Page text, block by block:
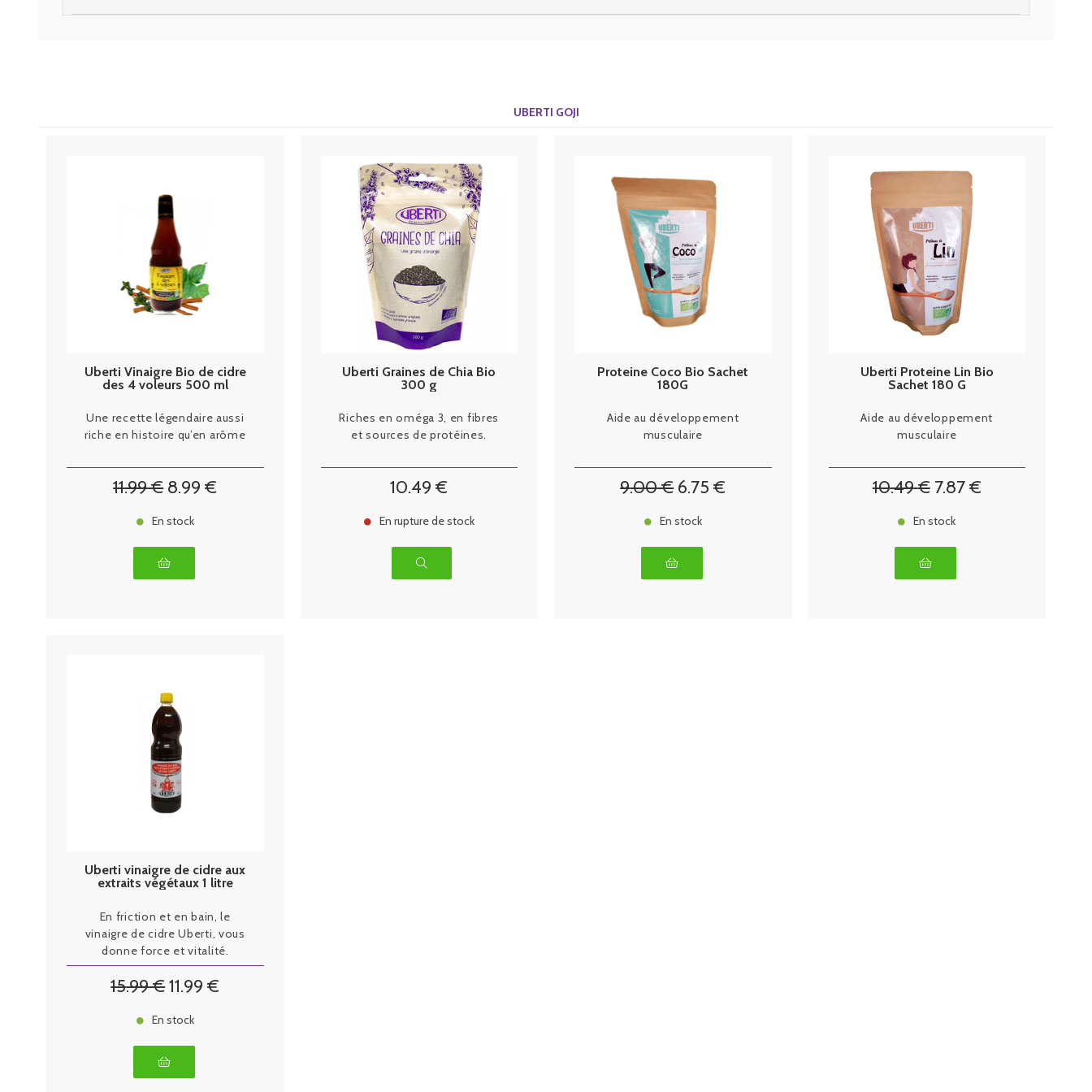
UBERTI GOJI
Uberti Vinaigre Bio de cidre
des 4 voleurs 500 ml
Une recette légendaire aussi
riche en histoire qu’en arôme
11.99€ 8.99 €
En stock
Uberti Graines de Chia Bio
300 g
Riches en oméga 3, en fibres
et sources de protéines.
10.49 €
En rupture de stock
Proteine Coco Bio Sachet
180G
Aide au développement
musculaire
9.00€ 6.75 €
En stock
Uberti Proteine Lin Bio
Sachet 180 G
Aide au développement
musculaire
10.49€ 7.87€
En stock
Uberti vinaigre de cidre aux
extraits végétaux 1 litre
En friction et en bain, le
vinaigre de cidre Uberti, vous
donne force et vitalité.
15.99€11.99 €
En stock